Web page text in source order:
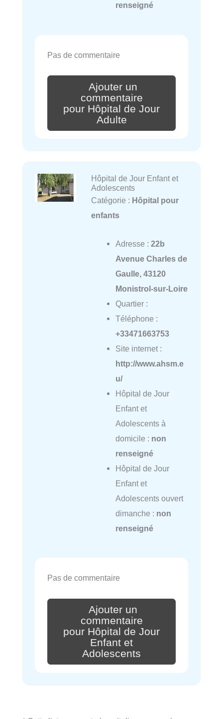
renseigné
Pas de commentaire
Ajouter un
commentaire
pour Hôpital de Jour
Adulte
Hôpital de Jour Enfant et
Adolescents
Catégorie : Hôpital pour
enfants
Adresse : 22b
Avenue Charles de
Gaulle, 43120
Monistrol-sur-Loire
Quartier :
Téléphone :
+33471663753
Site internet :
http://www.ahsm.e
u/
Hôpital de Jour
Enfant et
Adolescents à
domicile : non
renseigné
Hôpital de Jour
Enfant et
Adolescents ouvert
dimanche : non
renseigné
Pas de commentaire
Ajouter un
commentaire
pour Hôpital de Jour
Enfant et
Adolescents